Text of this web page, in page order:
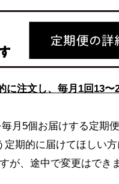
注文し、毎月1回13〜
月5個お届けする定期便
期的に届けてほしい方
、途中で変更はでき